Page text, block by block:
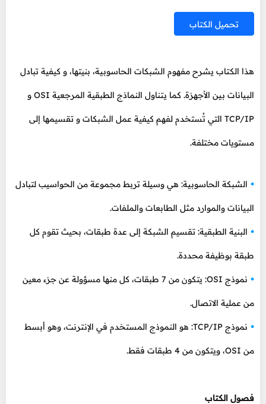
تحميل الكتاب
هذا الكتاب يشرح مفهوم الشبكات الحاسوبية، بنيتها، و كيفية تبادل
البيانات بين الأجهزة. كما يتناول النماذج الطبقية المرجعية OSI و
TCP/IP التي تُستخدم لفهم كيفية عمل الشبكات و تقسيمها إلى
مستويات مختلفة.
الشبكة الحاسوبية: هي وسيلة تربط مجموعة من الحواسيب لتبادل
البيانات والموارد مثل الطابعات والملفات.
البنية الطبقية: تقسيم الشبكة إلى عدة طبقات، بحيث تقوم كل
طبقة بوظيفة محددة.
نموذج OSI: يتكون من 7 طبقات، كل منها مسؤولة عن جزء معين
من عملية الاتصال.
نموذج TCP/IP: هو النموذج المستخدم في الإنترنت، وهو أبسط
من OSI، ويتكون من 4 طبقات فقط.
فصول الكتاب